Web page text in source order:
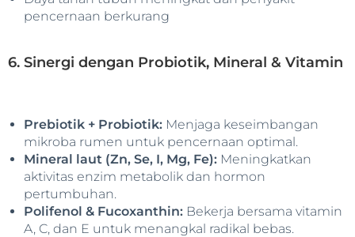
pencernaan berkurang
6. Sinergi dengan Probiotik, Mineral & Vitamin
Prebiotik + Probiotik: Menjaga keseimbangan
mikroba rumen untuk pencernaan optimal.
Mineral laut (Zn, Se, I, Mg, Fe): Meningkatkan
aktivitas enzim metabolik dan hormon
pertumbuhan.
Polifenol & Fucoxanthin: Bekerja bersama vitamin
A, C, dan E untuk menangkal radikal bebas.